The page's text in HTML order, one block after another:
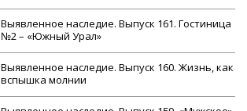
Выявленное наследие. Выпуск 161. Гостиница
№2 – «Южный Урал»
Выявленное наследие. Выпуск 160. Жизнь, как
вспышка молнии